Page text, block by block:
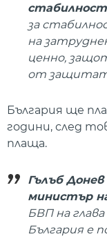
стабилност
за
на
ценно,
от
България ще
години, след
плаща.
Гълъб
министър
БВП на
България е